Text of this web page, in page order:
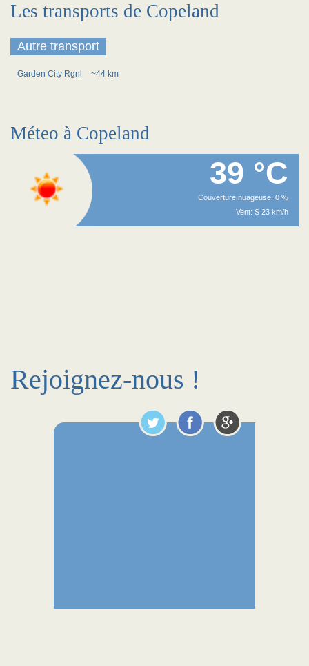
Les transports de Copeland
Autre transport
Garden City Rgnl ~44 km
Méteo à Copeland
39 °C
Couverture nuageuse: 0 %
Vent: S 23 km/h
Rejoignez-nous !